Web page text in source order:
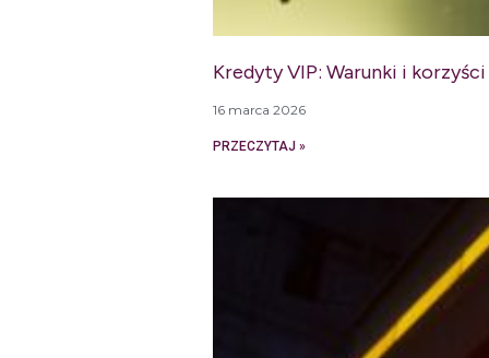
Kredyty VIP: Warunki i
16 marca 2026
PRZECZYTAJ »